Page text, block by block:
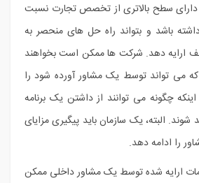
سطح بالاتری از تخصص تجارت نسبت
باشد و بتواند راه حل های منحصر به
ارایه دهد. شرکت ها ممکن است بخواهند
می تواند توسط یک مشاور آورده شود را
چگونه می توانند از داشتن یک برنامه
شوند. البته، یک سازمان باید پیگیری مزایای
را ادامه دهد.
ارایه شده توسط یک مشاور داخلی ممکن